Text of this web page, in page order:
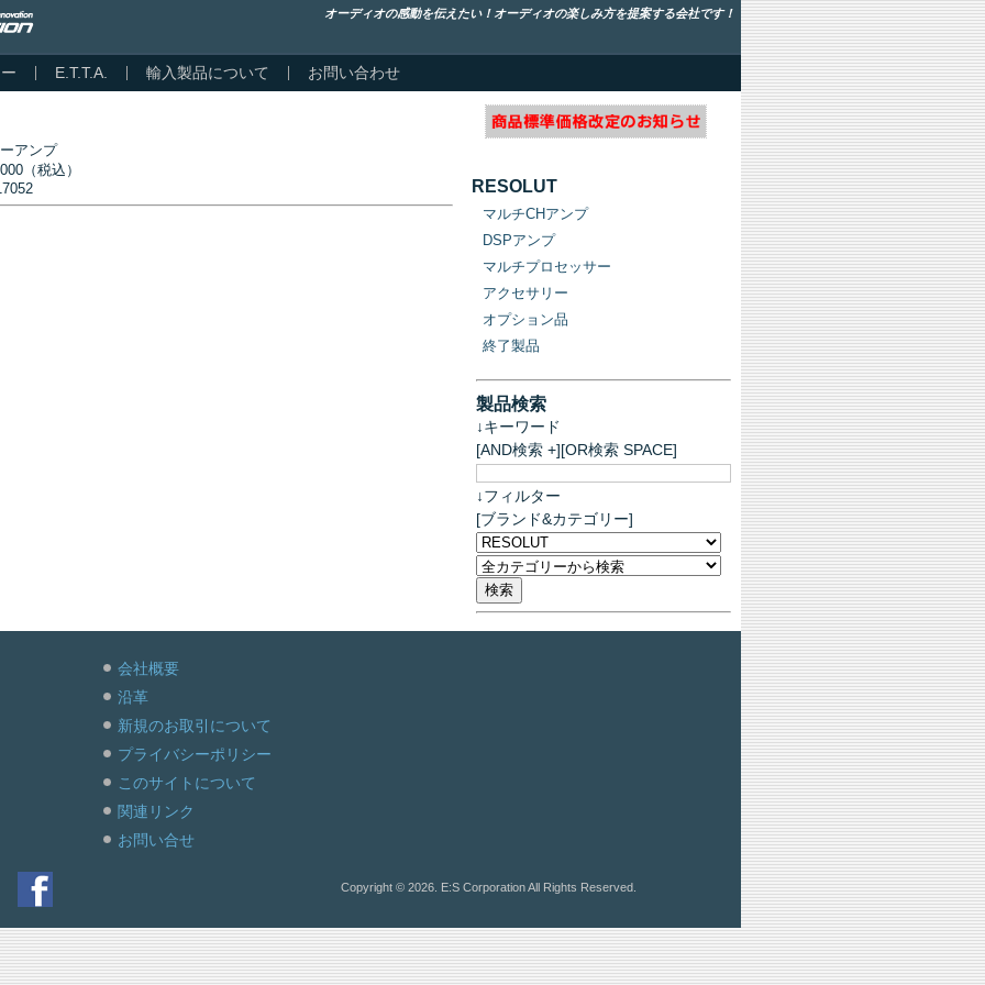
オーディオの感動を伝えたい！オーディオの楽しみ方を提案する会社です！
E.T.T.A. 輸入製品について お問い合わせ
アンプ
（税込）
RESOLUT
マルチCHアンプ
DSPアンプ
マルチプロセッサー
アクセサリー
オプション品
終了製品
製品検索
↓キーワード
[AND検索 +][OR検索 SPACE]
↓フィルター
[ブランド&カテゴリー]
会社概要
沿革
新規のお取引について
プライバシーポリシー
このサイトについて
関連リンク
お問い合せ
Copyright © 2026. E:S Corporation All Rights Reserved.